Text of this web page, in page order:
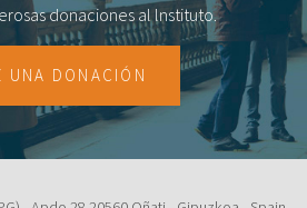
donaciones al lnstituto.
UNA DONACIÓN